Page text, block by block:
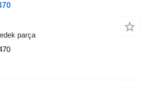
parça